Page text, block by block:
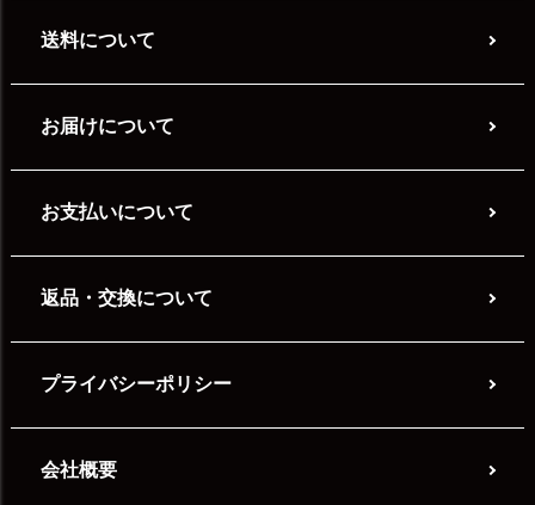
送料について
お届けについて
お支払いについて
返品・交換について
プライバシーポリシー
会社概要